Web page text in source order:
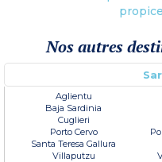
Nos autres
Aglientu
Baja Sardinia
Cuglieri
Porto Cervo
Santa Teresa Gallura
Villaputzu